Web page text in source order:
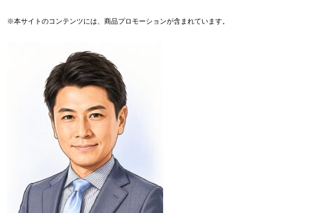
※本サイトのコンテンツには、商品プロモーションが含まれています。